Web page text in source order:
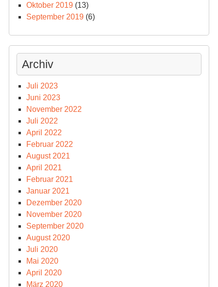
Oktober 2019(13)
September 2019(6)
Archiv
Juli 2023
Juni 2023
November 2022
Juli 2022
April 2022
Februar 2022
August 2021
April 2021
Februar 2021
Januar 2021
Dezember 2020
November 2020
September 2020
August 2020
Juli 2020
Mai 2020
April 2020
März 2020